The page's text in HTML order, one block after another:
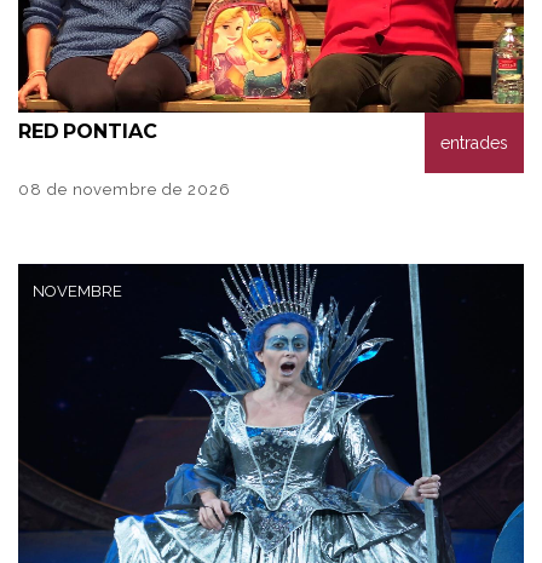
RED PONTIAC
08 de novembre de 2026
entrades
NOVEMBRE